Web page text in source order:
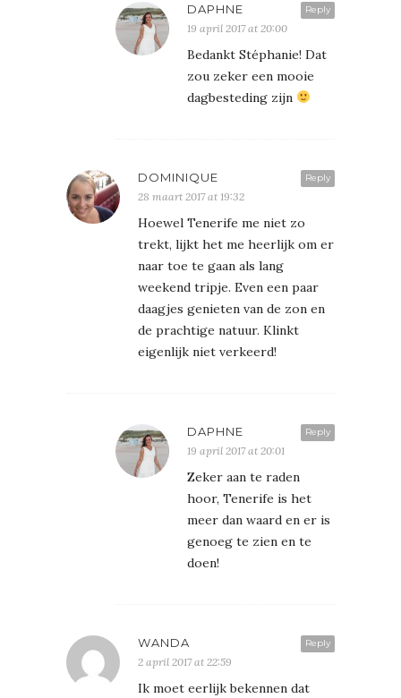
Reply
DAPHNE
19 april 2017 at 20:00
Bedankt Stéphanie! Dat
zou zeker een mooie
dagbesteding zijn
Reply
DOMINIQUE
28 maart 2017 at 19:32
Hoewel Tenerife me niet zo
trekt, lijkt het me heerlijk om er
naar toe te gaan als lang
weekend tripje. Even een paar
daagjes genieten van de zon en
de prachtige natuur. Klinkt
eigenlijk niet verkeerd!
Reply
DAPHNE
19 april 2017 at 20:01
Zeker aan te raden
hoor, Tenerife is het
meer dan waard en er is
genoeg te zien en te
doen!
Reply
WANDA
2 april 2017 at 22:59
Ik moet eerlijk bekennen dat